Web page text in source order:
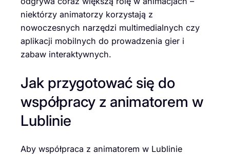
niektórzy animatorzy korzystają z
nowoczesnych narzędzi multimedialnych czy
aplikacji mobilnych do prowadzenia gier i
zabaw interaktywnych.
Jak przygotować się do
współpracy z animatorem w
Lublinie
Aby współpraca z animatorem w Lublinie